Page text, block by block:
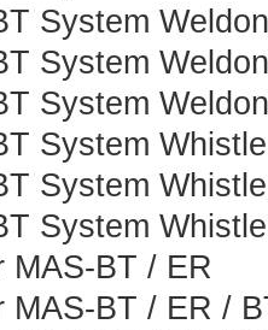
System
System
System
System
System
System
MAS-BT / ER
MAS-BT / ER /